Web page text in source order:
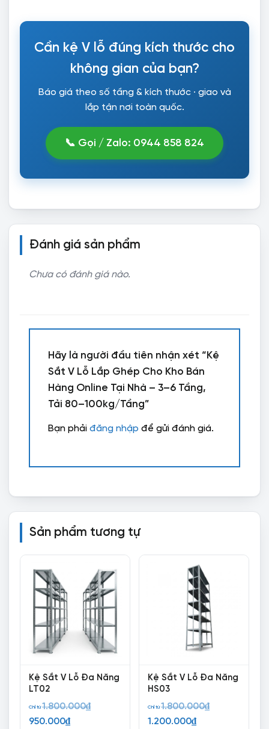
Cần kệ V lỗ đúng kích thước cho
không gian của bạn?
Báo giá theo số tầng & kích thước · giao và
lắp tận nơi toàn quốc.
📞 Gọi / Zalo: 0944 858 824
Đánh giá sản phẩm
Chưa có đánh giá nào.
Hãy là người đầu tiên nhận xét “Kệ
Sắt V Lỗ Lắp Ghép Cho Kho Bán
Hàng Online Tại Nhà – 3–6 Tầng,
Tải 80–100kg/Tầng”
Bạn phải đăng nhập để gửi đánh giá.
Sản phẩm tương tự
Kệ Sắt V Lỗ Đa Năng
LT02
Chỉ từ1.800.000₫
950.000₫Giá
Kệ Sắt V Lỗ Đa Năng
HS03
Chỉ từ1.800.000₫
1.200.000₫Giá